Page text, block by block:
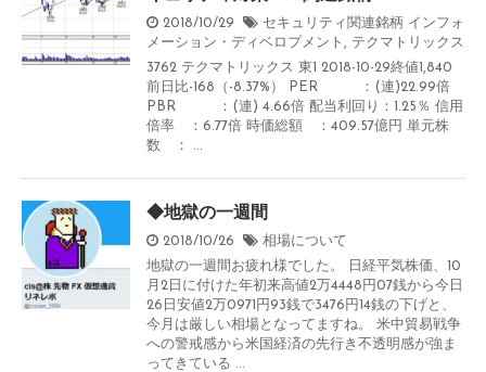
2018/10/29 セキュリティ関連銘柄 インフォ
メーション・ディベロプメント , テクマトリックス
3762 テクマトリックス 東1 2018-10-29終値1,840
前日比-168（-8.37%） PER ：(連)22.99倍
PBR ：(連) 4.66倍 配当利回り：1.25％ 信用
倍率 ：6.77倍 時価総額 ：409.57億円 単元株
数 ： ...
◆地獄の一週間
2018/10/26
相場について
地獄の一週間お疲れ様でした。 日経平気株価、10
月2日に付けた年初来高値2万4448円07銭から今日
26日安値2万0971円93銭で3476円14銭の下げと、
今月は厳しい相場となってますね。 米中貿易戦争
への警戒感から米国経済の先行き不透明感が強ま
ってきている ...